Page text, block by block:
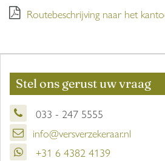
Routebeschrijving naar het
Stel ons gerust uw vraag
033 - 247 5555
info@versverzekeraar.nl
+31 6 4382 4139